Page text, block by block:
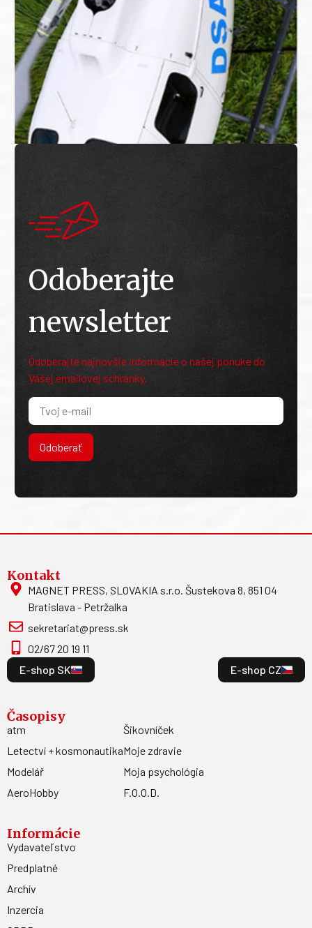
Odoberajte
newsletter
Odoberajte najnovšie informácie o našej ponuke do
Vašej emailovej schránky.
Odoberať
Kontakt
MAGNET PRESS, SLOVAKIA s.r.o. Šustekova 8, 851 04
Bratislava - Petržalka
sekretariat@press.sk
02/67 20 19 11
E-shop SK
E-shop CZ
Časopisy
atm
Letectví + kosmonautika
Modelář
AeroHobby
Šikovníček
Moje zdravie
Moja psychológia
F.O.O.D.
Informácie
Vydavateľstvo
Predplatné
Archív
Inzercia